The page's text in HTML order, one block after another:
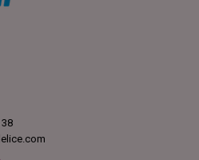
38